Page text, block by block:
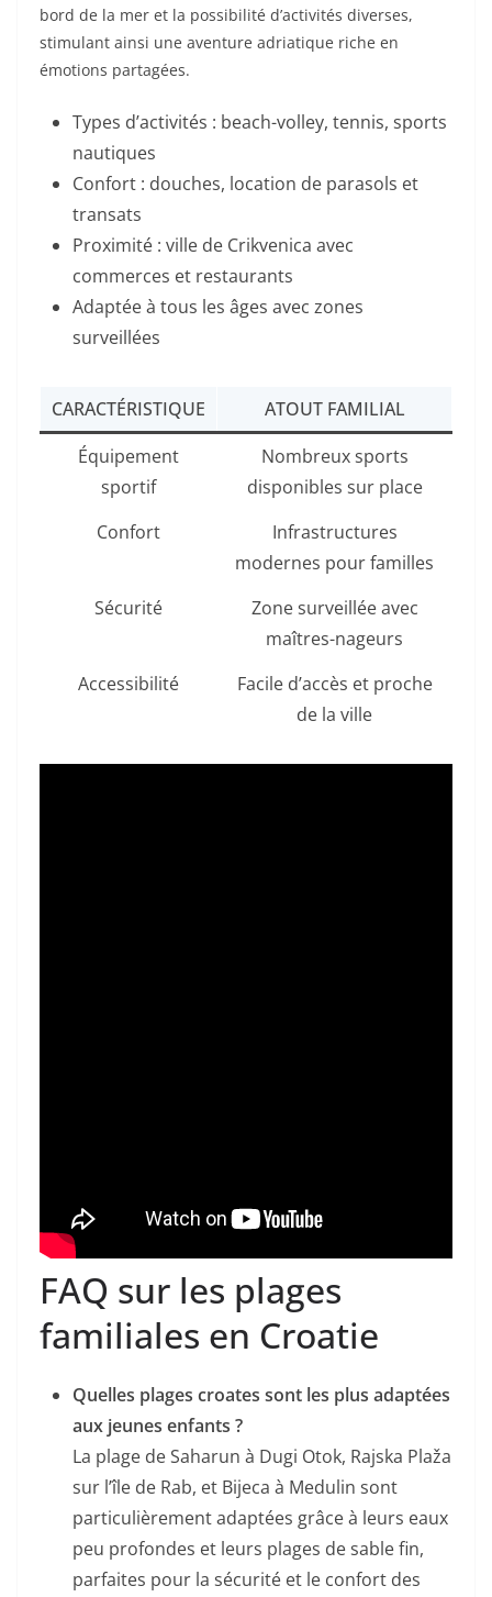
bord de la mer et la possibilité d’activités diverses,
stimulant ainsi une aventure adriatique riche en
émotions partagées.
Types d’activités : beach-volley, tennis, sports
nautiques
Confort : douches, location de parasols et
transats
Proximité : ville de Crikvenica avec
commerces et restaurants
Adaptée à tous les âges avec zones
surveillées
CARACTÉRISTIQUE
ATOUT FAMILIAL
Équipement
sportif
Nombreux sports
disponibles sur place
Confort
Infrastructures
modernes pour familles
Sécurité
Zone surveillée avec
maîtres-nageurs
Accessibilité
Facile d’accès et proche
de la ville
FAQ sur les plages
familiales en Croatie
Quelles plages croates sont les plus adaptées
aux jeunes enfants ?
La plage de Saharun à Dugi Otok, Rajska Plaža
sur l’île de Rab, et Bijeca à Medulin sont
particulièrement adaptées grâce à leurs eaux
peu profondes et leurs plages de sable fin,
parfaites pour la sécurité et le confort des